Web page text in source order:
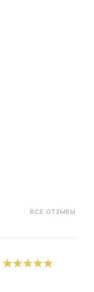
ВСЕ ОТЗЫВЫ